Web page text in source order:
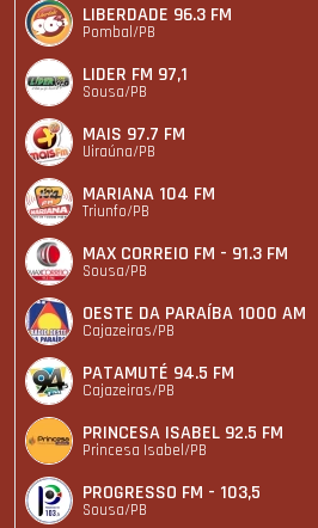
LIBERDADE 96.3 FM
Pombal/PB
LIDER FM 97,1
Sousa/PB
MAIS 97.7 FM
Uiraúna/PB
MARIANA 104 FM
Triunfo/PB
MAX CORREIO FM - 91.3 FM
Sousa/PB
OESTE DA PARAÍBA 1000 AM
Cajazeiras/PB
PATAMUTÉ 94.5 FM
Cajazeiras/PB
PRINCESA ISABEL 92.5 FM
Princesa Isabel/PB
PROGRESSO FM - 103,5
Sousa/PB